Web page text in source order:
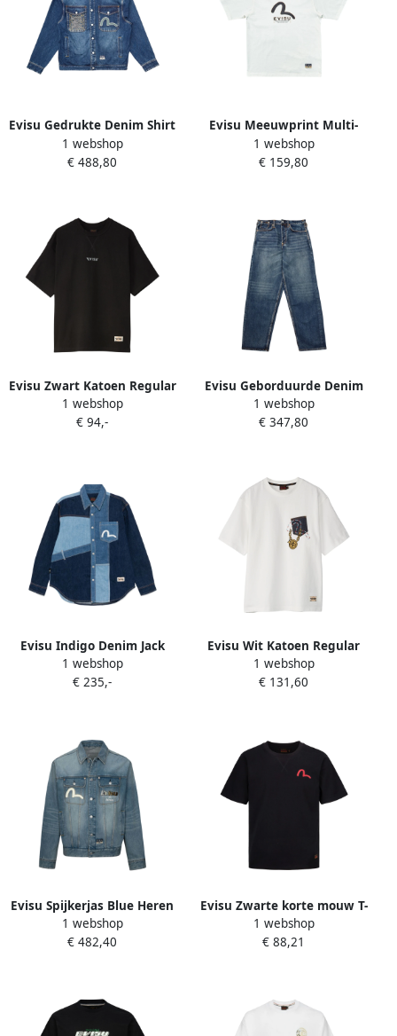
Evisu Gedrukte Denim Shirt
in Blauw Blue Heren
1 webshop
€ 488,80
Evisu Meeuwprint Multi-
pocket T-shirt Bianca White
Heren
1 webshop
€ 159,80
Evisu Zwart Katoen Regular
Fit T-Shirt Black Heren
1 webshop
€ 94,-
Evisu Geborduurde Denim
Blauwe Jeans Blue Heren
1 webshop
€ 347,80
Evisu Indigo Denim Jack
Regular Fit Blue Heren
1 webshop
€ 235,-
Evisu Wit Katoen Regular
Fit T-Shirt White Heren
1 webshop
€ 131,60
Evisu Spijkerjas Blue Heren
1 webshop
€ 482,40
Evisu Zwarte korte mouw T-
shirt Black Heren
1 webshop
€ 88,21